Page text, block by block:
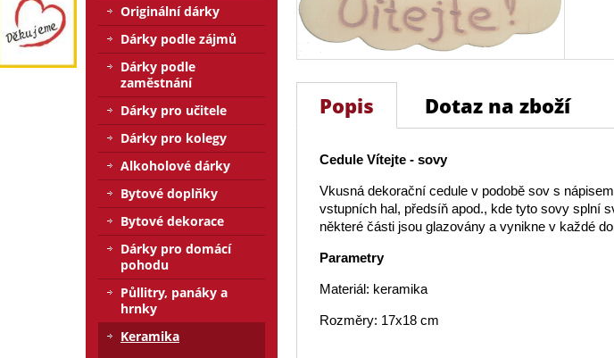
Popis Dotaz na zboží
Cedule Vítejte - sovy
Vkusná dekorační cedule v podobě sov s
vstupních hal, předsíň apod., kde tyto sovy splní
některé části jsou glazovány a vynikne v každé
Parametry
Materiál: keramika
Rozměry: 17x18 cm
Originální dárky
Dárky podle zájmů
Dárky podle
zaměstnání
Dárky pro učitele
Dárky pro kolegy
Alkoholové dárky
Bytové doplňky
Bytové dekorace
Dárky pro domácí
pohodu
Půllitry, panáky a
hrnky
Keramika